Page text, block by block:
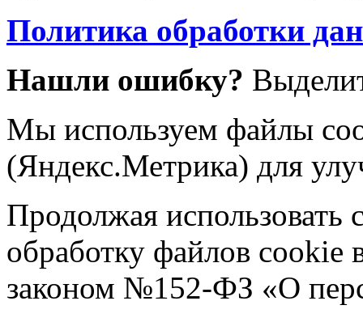
Политика обработки
Нашли ошибку?
Мы используем файлы
(Яндекс.Метрика) для
Продолжая использовать
обработку файлов cookie
законом №152-ФЗ «О